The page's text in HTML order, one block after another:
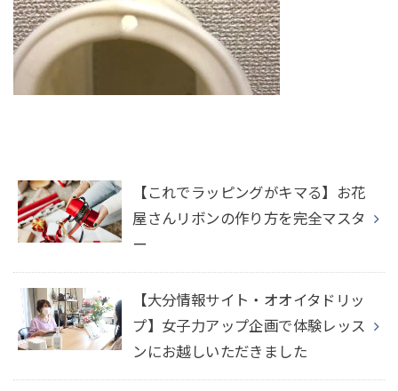
【これでラッピングがキマる】お花
屋さんリボンの作り方を完全マスタ
ー
【大分情報サイト・オオイタドリッ
プ】女子力アップ企画で体験レッス
ンにお越しいただきました